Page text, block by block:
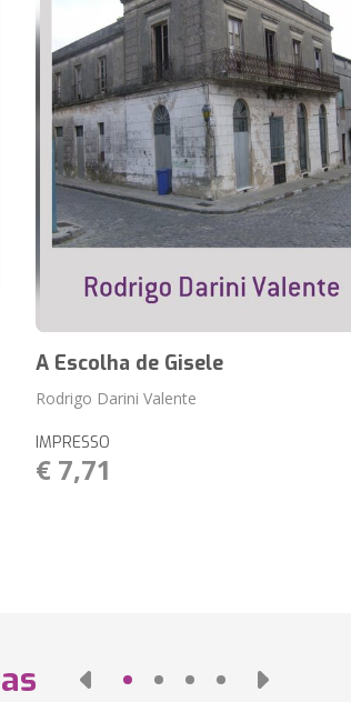
A Escolha de Gisele
Rodrigo Darini Valente
IMPRESSO
€ 7,71